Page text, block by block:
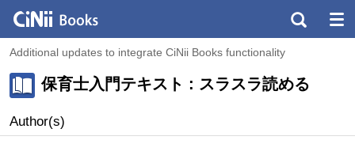
Additional updates to integrate CiNii Books functionality
保育士入門テキスト : スラスラ読める
Author(s)